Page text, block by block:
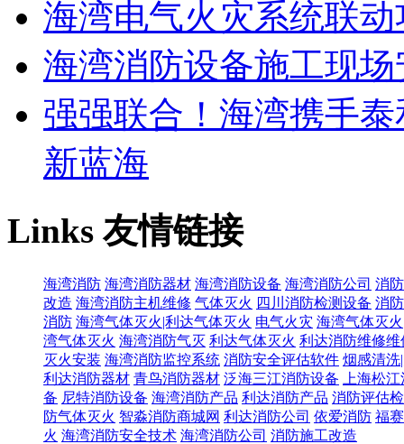
海湾电气火灾系统联
海湾消防设备施工现
强强联合！海湾携手
新蓝海
Links友情链接
海湾消防 海湾消防器材 海湾消防设备 海湾消防公司 消
改造 海湾消防主机维修 气体灭火 四川消防检测设备 消
消防 海湾气体灭火|利达气体灭火 电气火灾 海湾气体灭
湾气体灭火 海湾消防气灭 利达气体灭火 利达消防维修维
灭火安装 海湾消防监控系统 消防安全评估软件 烟感清洗
利达消防器材 青鸟消防器材 泛海三江消防设备
上海松
备 尼特消防设备 海湾消防产品 利达消防产品 消防评估
防气体灭火 智淼消防商城网 利达消防公司 依爱消防 福
火 海湾消防安全技术 海湾消防公司 消防施工改造